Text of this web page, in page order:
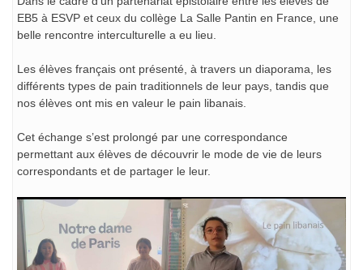
EB5 à ESVP et ceux du collège La Salle Pantin en France, une
belle rencontre interculturelle a eu lieu.
Les élèves français ont présenté, à travers un diaporama, les
différents types de pain traditionnels de leur pays, tandis que
nos élèves ont mis en valeur le pain libanais.
Cet échange s’est prolongé par une correspondance
permettant aux élèves de découvrir le mode de vie de leurs
correspondants et de partager le leur.